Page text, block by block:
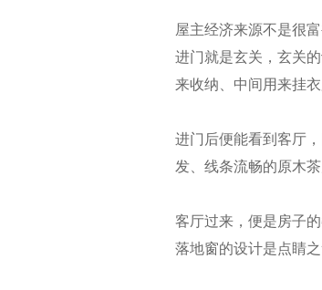
屋主经济来源不是很
进门就是玄关，玄关
来收纳、中间用来挂
进门后便能看到客厅
发、线条流畅的原木
客厅过来，便是房子
落地窗的设计是点睛